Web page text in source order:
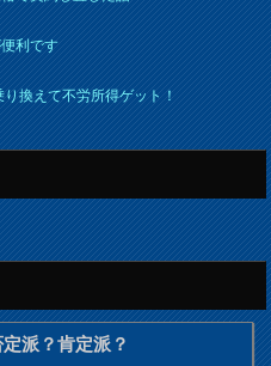
利です
換えて不労所得ゲット！
派？肯定派？